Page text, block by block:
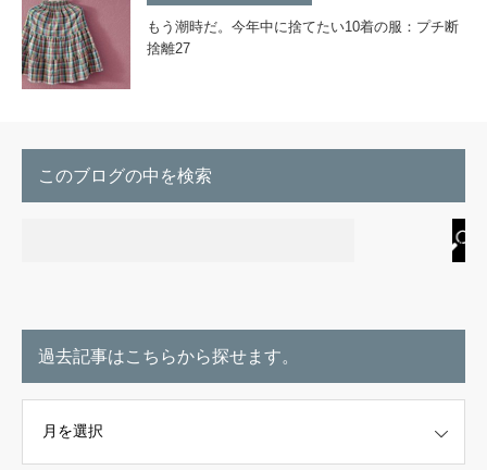
もう潮時だ。今年中に捨てたい10着の服：プチ断
捨離27
このブログの中を検索
過去記事はこちらから探せます。